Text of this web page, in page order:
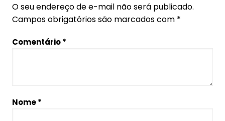
O seu endereço de e-mail não será publicado.
Campos obrigatórios são marcados com *
Comentário*
Nome*